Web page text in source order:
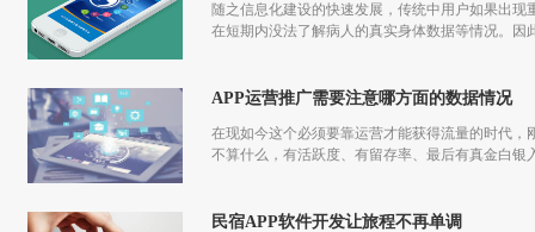
随之信息化建设的快速发展，传统中用户如果出
在短期内没法了解病人的真实身体数据等情况。
APP运营推广需要注意哪方面的数据情况
在现如今这个必须要靠运营才能获得流量的时代
不算什么，有活跃度、有留存率、最后有真金白
民宿APP软件开发让旅程不再单调